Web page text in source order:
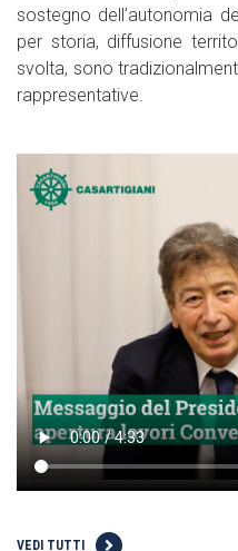
sostegno dell’autonomia
per storia, diffusione
svolta, sono
rappresentative.
VEDI TUTTI